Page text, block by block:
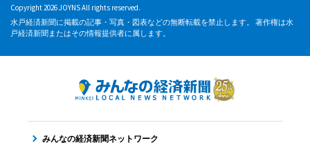
Copyright 2026 JOYNS All rights reserved.
水戸経済新聞に掲載の記事・写真・図表などの無断転載を禁止します。 著作権は水
戸経済新聞またはその情報提供者に属します。
みんなの経済新聞ネットワーク